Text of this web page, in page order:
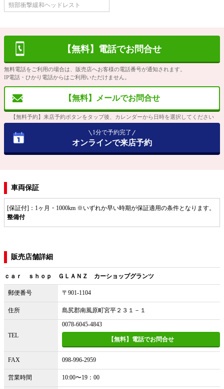
頸部衝撃緩和ヘッドレスト
【無料】電話でお問合せ
無料電話をご利用の場合は、販売店へお客様の電話番号が通知されます。
IP電話・ひかり電話からはご利用いただけません。
【無料】メールでお問合せ
【無料予約】来店予約ボタンをタップ後、カレンダーから日時を選択してください
1分で予約完了
オンラインで来店予約
車両保証
[保証付]：1ヶ月・1000km ※いずれか早い時期が保証適用の条件となります。
整備付
販売店舗詳細
ｃａｒ ｓｈｏｐ ＧＬＡＮＺ カーショップグランツ
郵便番号 〒901-1104
住所 島尻郡南風原町宮平２３１－１
TEL
0078-6045-4843
【無料】電話でお問合せ
FAX 098-996-2959
営業時間 10:00〜19：00